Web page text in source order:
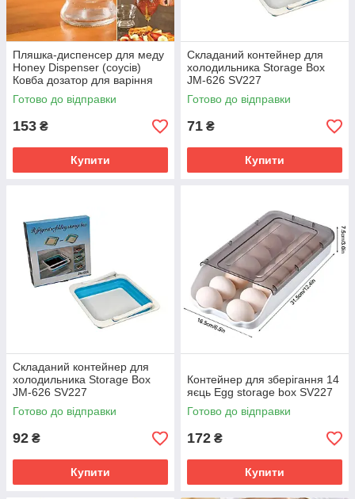
Пляшка-диспенсер для меду
Honey Dispenser (соусів)
Ковба дозатор для варіння
ручний на підставці SV227
Готово до відправки
153 ₴
Купити
Складаний контейнер для
холодильника Storage Box
JM-626 SV227
Готово до відправки
71 ₴
Купити
Складаний контейнер для
холодильника Storage Box
JM-626 SV227
Готово до відправки
92 ₴
Купити
Контейнер для зберігання 14
яєць Egg storage box SV227
Готово до відправки
172 ₴
Купити